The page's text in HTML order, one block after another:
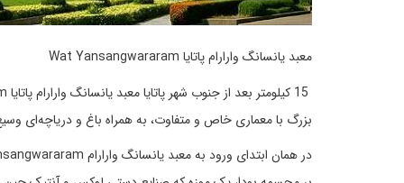
معبد یانسانگ وارارام پاتایا Wat Yansangwararam
بزرگ با معماری خاص و متفاوت، به همراه باغ و دریاچه‌ای